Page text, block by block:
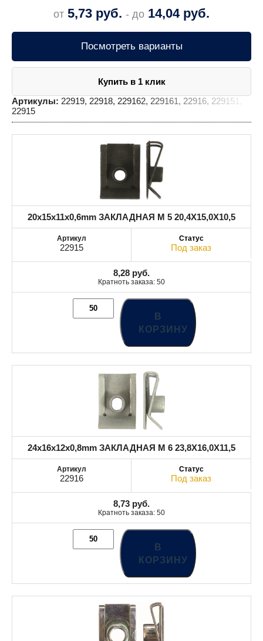
от 5,73 руб. - до 14,04 руб.
Посмотреть варианты
Купить в 1 клик
Артикулы: 22919, 22918, 229162, 229161, 22916, 229151,
22915
20x15x11x0,6mm ЗАКЛАДНАЯ M 5 20,4X15,0X10,5
22915 Под заказ
8,28 руб.
Кратноть заказа: 50
В
КОРЗИНУ
24x16x12x0,8mm ЗАКЛАДНАЯ M 6 23,8X16,0X11,5
22916 Под заказ
8,73 руб.
Кратноть заказа: 50
В
КОРЗИНУ